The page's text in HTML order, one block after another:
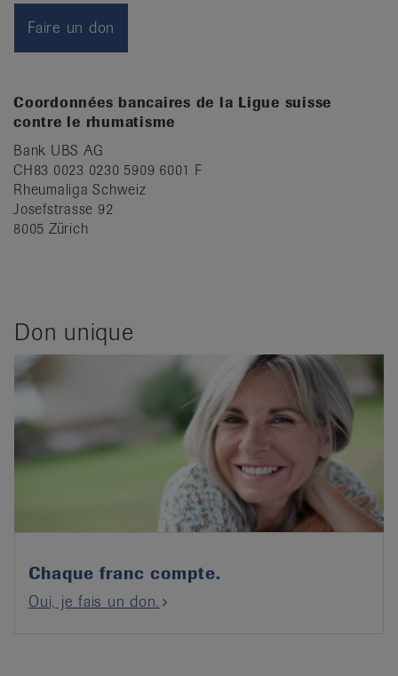
Faire un don
Coordonnées bancaires de la Ligue suisse
contre le rhumatisme
Bank UBS AG
CH83 0023 0230 5909 6001 F
Rheumaliga Schweiz
Josefstrasse 92
8005 Zürich
Don unique
Chaque franc compte.
Oui, je fais un don.